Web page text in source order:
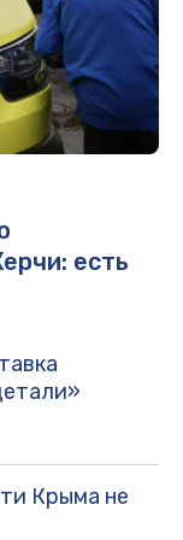
есть
Крыма не